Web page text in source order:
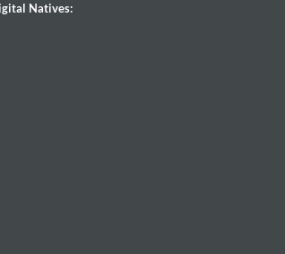
Natives: